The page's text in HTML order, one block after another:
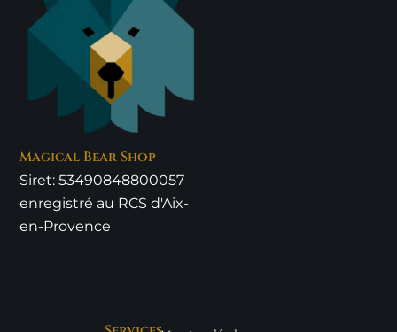
Magical Bear Shop
Siret: 53490848800057
enregistré au RCS d'Aix-
en-Provence